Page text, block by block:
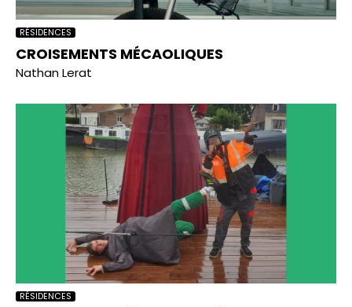
RÉSIDENCES
CROISEMENTS MÉCAOLIQUES
Nathan Lerat
RÉSIDENCES